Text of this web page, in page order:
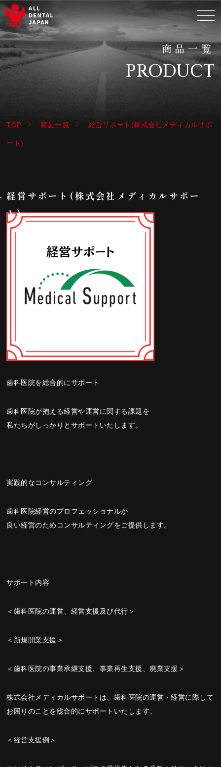
商品一覧
PRODUCT
TOP 商品一覧 経営サポート(株式会社メディカルサポ
ート)
経営サポート(株式会社メディカルサポー
ト)
歯科医院を総合的にサポート
歯科医院が抱える経営や運営に関する課題を
私たちがしっかりとサポートいたします。
実践的なコンサルティング
歯科医院経営のプロフェッショナルが
良い経営のためコンサルティングをご提供します。
サポート内容
＜歯科医院の運営、経営支援及び代行＞
＜新規開業支援＞
＜歯科医院の事業承継支援、事業再生支援、廃業支援＞
株式会社メディカルサポートは、歯科医院の運営・経営に際して
お困りのことを総合的にサポートいたします。
＜経営支援例＞